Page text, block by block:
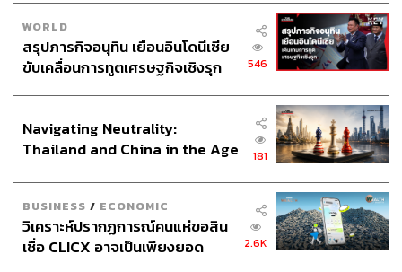
WORLD
สรุปภารกิจอนุทิน เยือนอินโดนีเซีย
ขับเคลื่อนการทูตเศรษฐกิจเชิงรุก
546
Navigating Neutrality:
Thailand and China in the Age
181
BUSINESS / ECONOMIC
วิเคราะห์ปรากฏการณ์คนแห่ขอสิน
เชื่อ CLICX อาจเป็นเพียงยอด
2.6K